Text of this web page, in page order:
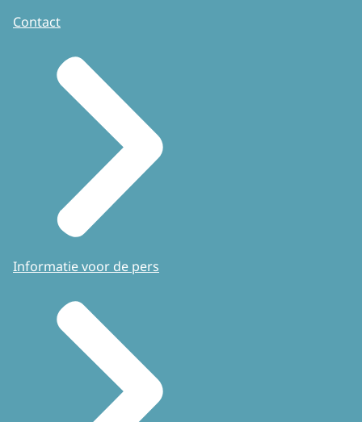
Contact
Informatie voor de pers